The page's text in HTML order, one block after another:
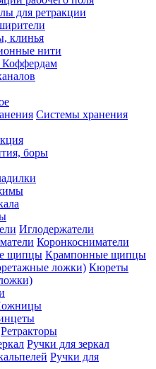
для ретракции
клинья
нити
Коффердам
Системы хранения
боры
Иглодержатели
Коронкосниматели
Крампонные щипцы
Кюреты
Ретракторы
Ручки для зеркал
Ручки для